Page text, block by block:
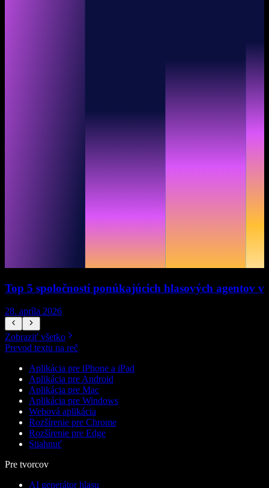
Top 5 spoločností ponúkajúcich hlasových agentov v
28. apríla 2026
Zobraziť všetko
Prevod textu na reč
Aplikácia pre iPhone a iPad
Aplikácia pre Android
Aplikácia pre Mac
Aplikácia pre Windows
Webová aplikácia
Rozšírenie pre Chrome
Rozšírenie pre Edge
Stiahnuť
Pre tvorcov
AI generátor hlasu